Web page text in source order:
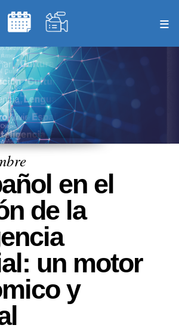
al
principal
en el
de la
un motor
y